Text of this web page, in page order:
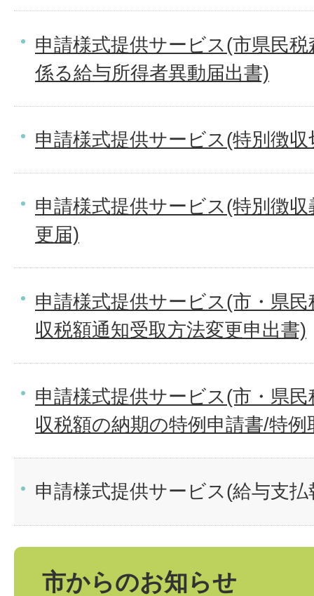
申請様式提供サービス(市県民
係る給与所得者異動届出書)
申請様式提供サービス(特別徴
申請様式提供サービス(特別徴
更届)
申請様式提供サービス(市・県
収税額通知受取方法変更申出書)
申請様式提供サービス(市・県
収税額の納期の特例申請書/特例
申請様式提供サービス(給与支払
市からのお知らせ